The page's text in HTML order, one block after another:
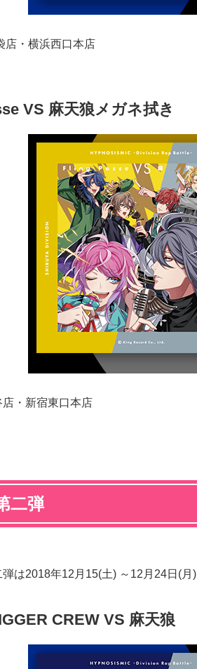
店・横浜西口本店
VS 麻天狼メガネ拭き
・新宿東口本店
二弾
弾は2018年12月15(土) ～12月24日(月)
CREW VS 麻天狼